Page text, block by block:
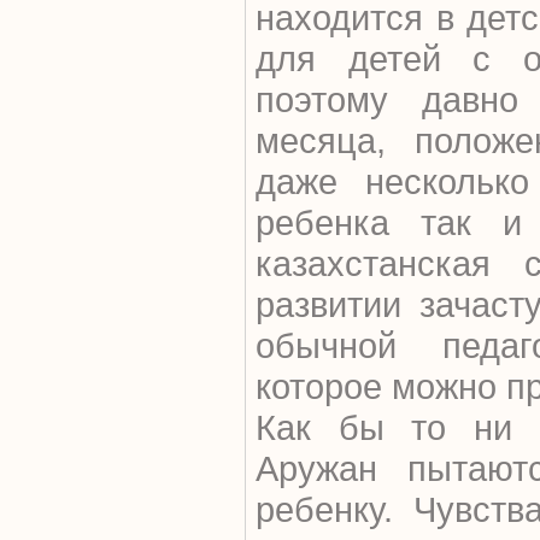
находится в
для детей с
поэтому
месяца,
даже
ребенка так
развитии
обычной
которое можно
Как бы то ни
Аружан
ребенку.